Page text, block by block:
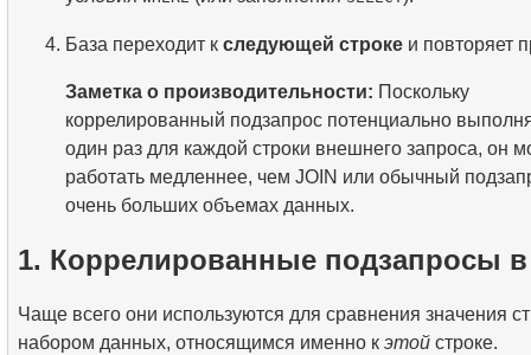
База переходит к следующей строке и повторяет
Заметка о производительности: Поскольку
коррелированный подзапрос потенциально
один раз для каждой строки внешнего запроса, он
работать медленнее, чем JOIN или обычный
очень больших объемах данных.
1. Коррелированные подзапросы в
Чаще всего они используются для сравнения значения
набором данных, относящимся именно к этой строке.